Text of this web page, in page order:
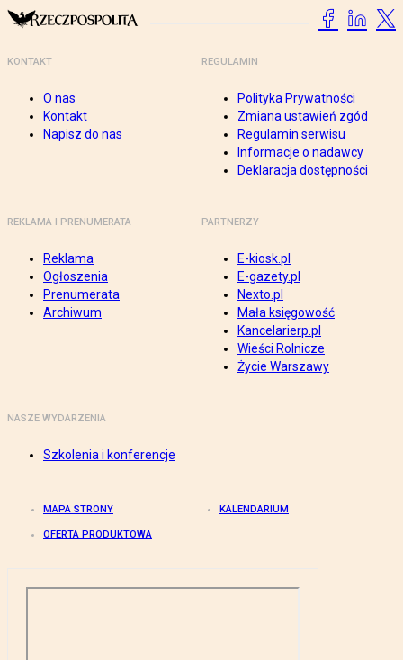
KONTAKT
O nas
Kontakt
Napisz do nas
REGULAMIN
Polityka Prywatności
Zmiana ustawień zgód
Regulamin serwisu
Informacje o nadawcy
Deklaracja dostępności
REKLAMA I PRENUMERATA
Reklama
Ogłoszenia
Prenumerata
Archiwum
PARTNERZY
E-kiosk.pl
E-gazety.pl
Nexto.pl
Mała księgowość
Kancelarierp.pl
Wieści Rolnicze
Życie Warszawy
NASZE WYDARZENIA
Szkolenia i konferencje
MAPA STRONY KALENDARIUM
OFERTA PRODUKTOWA